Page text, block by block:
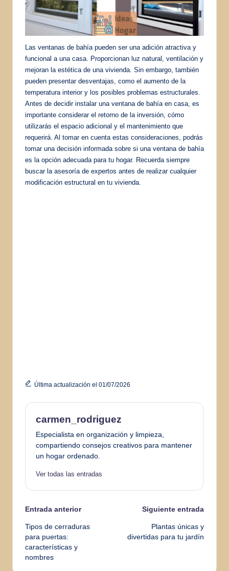
Las ventanas de bahía pueden ser una adición atractiva y
funcional a una casa. Proporcionan luz natural, ventilación y
mejoran la estética de una vivienda. Sin embargo, también
pueden presentar desventajas, como el aumento de la
temperatura interior y los posibles problemas estructurales.
Antes de decidir instalar una ventana de bahía en casa, es
importante considerar el retorno de la inversión, cómo
utilizarás el espacio adicional y el mantenimiento que
requerirá. Al tomar en cuenta estas consideraciones, podrás
tomar una decisión informada sobre si una ventana de bahía
es la opción adecuada para tu hogar. Recuerda siempre
buscar la asesoría de expertos antes de realizar cualquier
modificación estructural en tu vivienda.
Última actualización el 01/07/2026
carmen_rodriguez
Especialista en organización y limpieza,
compartiendo consejos creativos para mantener
un hogar ordenado.
Ver todas las entradas
Navegación
de
entradas
Entrada anterior
Tipos de cerraduras
para puertas:
características y
nombres
Siguiente entrada
Plantas únicas y
divertidas para tu jardín